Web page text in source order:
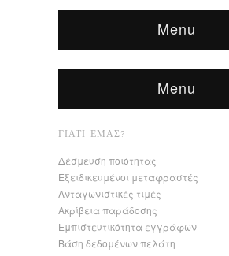
Menu
Menu
ΓΙΑΤΊ ΕΜΆΣ?
Δέσμευση ποιότητας
Εξειδικευμένοι μεταφραστές
Ανταγωνιστικές τιμές
Ακρίβεια παράδοσης
Εμπιστευτικότητα εγγράφων
Βάση δεδομένων πελάτη